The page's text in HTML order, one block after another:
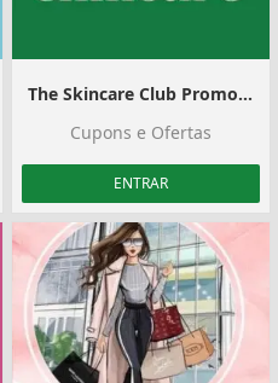
The Skincare Club Promos #1
Cupons e Ofertas
ENTRAR